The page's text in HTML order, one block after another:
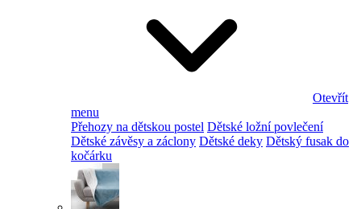
Otevřít
menu
Přehozy na dětskou postel Dětské ložní povlečení
Dětské závěsy a záclony Dětské deky Dětský fusak do
kočárku